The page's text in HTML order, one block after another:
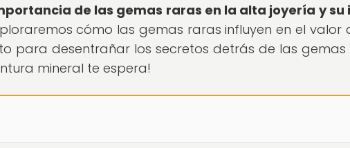
de las gemas raras en la alta joyería y
cómo las gemas raras influyen en el valor
para desentrañar los secretos detrás de las
mineral te espera!